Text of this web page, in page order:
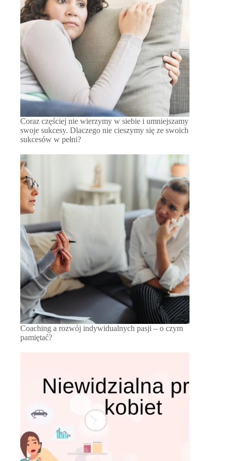
Coraz częściej nie wierzymy w siebie i umniejszamy
swoje sukcesy. Dlaczego nie cieszymy się ze swoich
sukcesów w pełni?
Coaching a rozwój indywidualnych pasji – o czym
pamiętać?